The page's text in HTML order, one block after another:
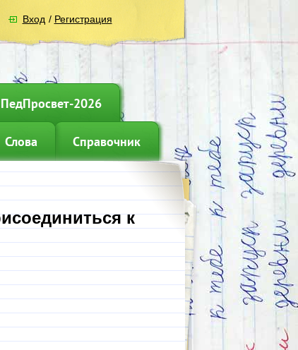
Вход / Регистрация
ПедПросвет-2026
Слова Справочник
к